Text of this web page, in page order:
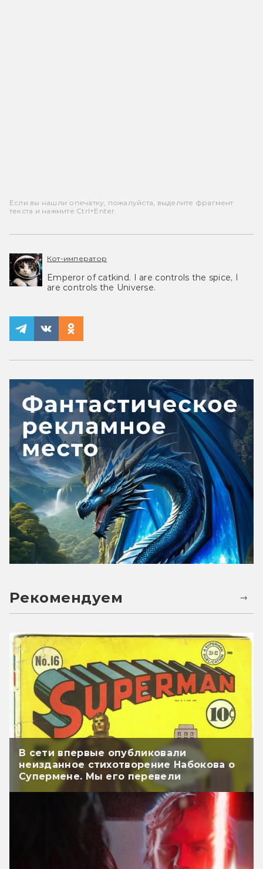
Если вы нашли опечатку, пожалуйста, выделите фрагмент
текста и нажмите Ctrl+Enter.
Кот-император
Emperor of catkind. I are controls the spice, I
are controls the Universe.
Рекомендуем
В сети впервые опубликовали
неизданное стихотворение Набокова о
Супермене. Мы его перевели